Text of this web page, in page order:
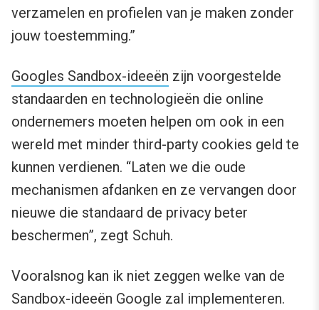
verzamelen en profielen van je maken zonder
jouw toestemming.”
Googles Sandbox-ideeën zijn voorgestelde
standaarden en technologieën die online
ondernemers moeten helpen om ook in een
wereld met minder third-party cookies geld te
kunnen verdienen. “Laten we die oude
mechanismen afdanken en ze vervangen door
nieuwe die standaard de privacy beter
beschermen”, zegt Schuh.
Vooralsnog kan ik niet zeggen welke van de
Sandbox-ideeën Google zal implementeren.